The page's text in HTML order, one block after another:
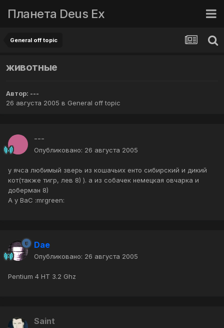
Планета Deus Ex
General off topic
животные
Автор: ---
26 августа 2005 в General off topic
---
Опубликовано: 26 августа 2005
у ячса любимый зверь из кошачьих енто сибирский и дикий
кот(также тигр, лев 8) ). а из собачек немецкая овчарка и
доберман 8)
А у ВаС :mrgreen:
Dae
Опубликовано: 26 августа 2005
Pentium 4 HT 3.2 Ghz
Saint